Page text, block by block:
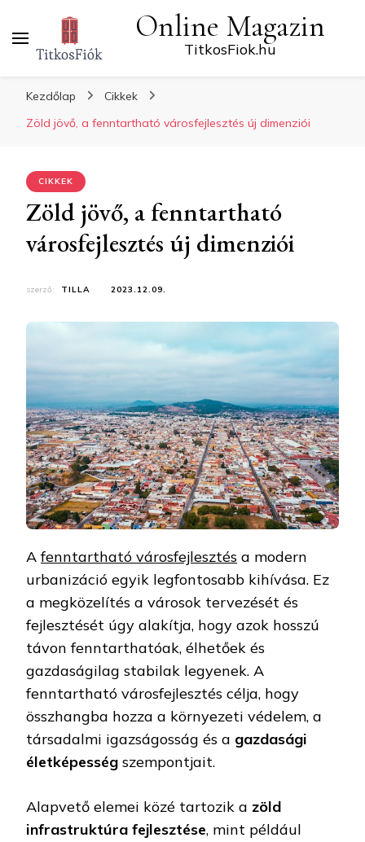
Online Magazin
TitkosFiok.hu
Kezdőlap
Cikkek
Zöld jövő, a fenntartható városfejlesztés új dimenziói
CIKKEK
Zöld jövő, a fenntartható
városfejlesztés új dimenziói
szerző: TILLA 2023.12.09.
Afenntartható városfejlesztés a modern
urbanizáció egyik legfontosabb kihívása. Ez
a megközelítés a városok tervezését és
fejlesztését úgy alakítja, hogy azok hosszú
távon fenntarthatóak, élhetőek és
gazdaságilag stabilak legyenek. A
fenntartható városfejlesztés célja, hogy
összhangba hozza a környezeti védelem, a
társadalmi igazságosság és a gazdasági
életképesség szempontjait.
Alapvető elemei közé tartozik a zöld
infrastruktúra fejlesztése, mint például